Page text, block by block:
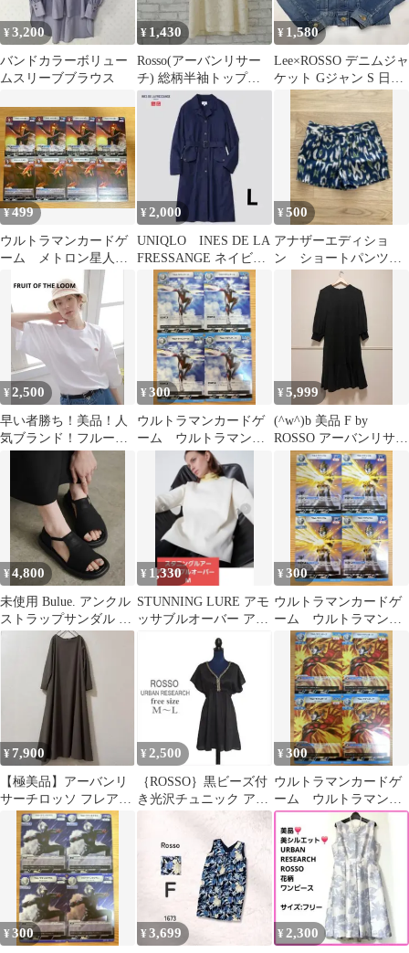
¥3,200
バンドカラーボリュー
ムスリーブブラウス
¥ 1,430
Rosso(アーバンリサー
チ) 総柄半袖トップス
古着
¥ 1,580
Lee×ROSSO デニムジャ
ケット Gジャン S 日本
¥499
ウルトラマンカードゲ
ーム メトロン星人
BP07 R RR 各 4枚 美
¥2,000
UNIQLO INES DE LA
FRESSANGE ネイビー
ロングコート
¥500
アナザーエディショ
ン ショートパンツ
¥2,500
早い者勝ち！美品！人
気ブランド！フルーツ
オブザルーム 半袖オ
ーバーサイズTシャツ
¥300
ウルトラマンカードゲ
ーム ウルトラマンア
ーク R BP08-062 4
枚 美品
¥5,999
(^w^)b 美品 F by
ROSSO アーバンリサー
チ ロッソ 裾フレアワン
ピース 長袖 チャコール
グレー ミディ丈 Free
フリーサイズ 春秋 冬
RA07-26F002 Aライン
ボリューム袖 リブ ニッ
トポンチ OM13676MR
¥4,800
未使用 Bulue. アンクル
ストラップサンダル レ
ディース 黒 サイズ37
¥ 1,330
STUNNING LURE アモ
ッサブルオーバー アイ
¥300
ウルトラマンカードゲ
ーム ウルトラマンブ
ル RR BP08-031 4枚
美品
¥ 7,900
【極美品】アーバンリ
サーチロッソ フレアロ
ングワンピース カーキ
¥ 2,500
｛ROSSO｝黒ビーズ付
き光沢チュニック アー
バンリサーチ フリー M
¥300
ウルトラマンカードゲ
ーム ウルトラマンオ
ーブ R BP06-018 4
枚 美品
¥300 ¥3,699 ¥ 2,300